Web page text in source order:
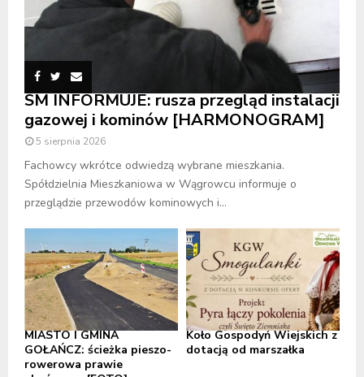
SM INFORMUJE: rusza przegląd instalacji
gazowej i kominów [HARMONOGRAM]
5 sierpnia 2026
Fachowcy wkrótce odwiedzą wybrane mieszkania.
Spółdzielnia Mieszkaniowa w Wągrowcu informuje o
przeglądzie przewodów kominowych i...
MIASTO I GMINA
GOŁAŃCZ: ścieżka pieszo-
rowerowa prawie
Koło Gospodyń Wiejskich z
dotacją od marszałka